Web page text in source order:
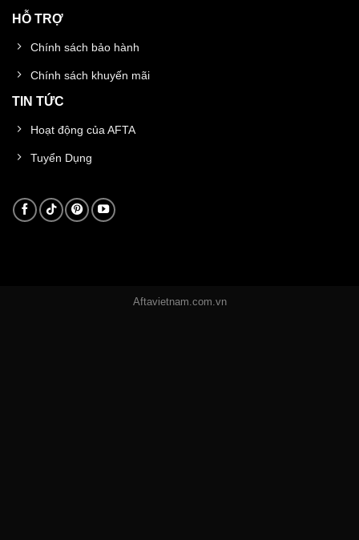
HỖ TRỢ
Chính sách bảo hành
Chính sách khuyến mãi
TIN TỨC
Hoạt động của AFTA
Tuyển Dụng
Aftavietnam.com.vn